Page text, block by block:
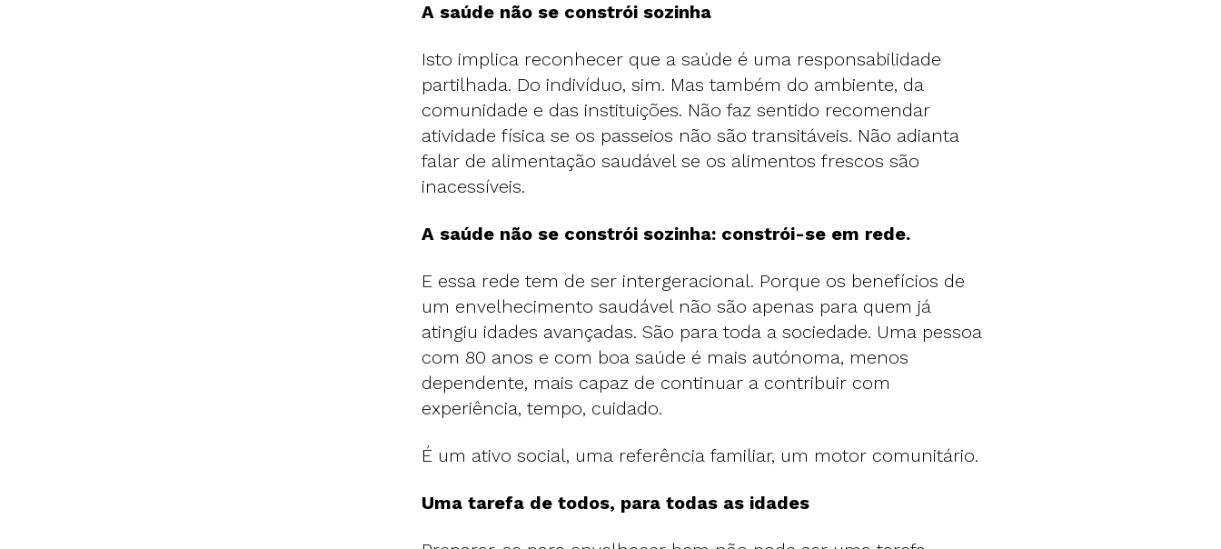
A saúde não se constrói sozinha
Isto implica reconhecer que a saúde é uma responsabilidade
partilhada. Do indivíduo, sim. Mas também do ambiente, da
comunidade e das instituições. Não faz sentido recomendar
atividade física se os passeios não são transitáveis. Não adianta
falar de alimentação saudável se os alimentos frescos são
inacessíveis.
A saúde não se constrói sozinha: constrói-se em rede.
E essa rede tem de ser intergeracional. Porque os benefícios de
um envelhecimento saudável não são apenas para quem já
atingiu idades avançadas. São para toda a sociedade. Uma pessoa
com 80 anos e com boa saúde é mais autónoma, menos
dependente, mais capaz de continuar a contribuir com
experiência, tempo, cuidado.
É um ativo social, uma referência familiar, um motor comunitário.
Uma tarefa de todos, para todas as idades